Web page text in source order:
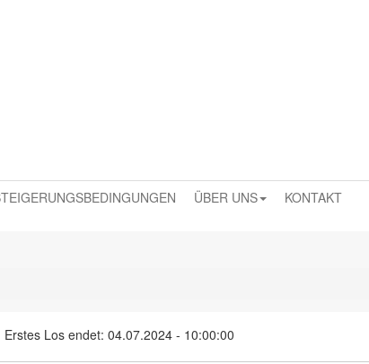
ÜBER UNS KONTAKT
Erstes Los endet: 04.07.2024 - 10:00:00